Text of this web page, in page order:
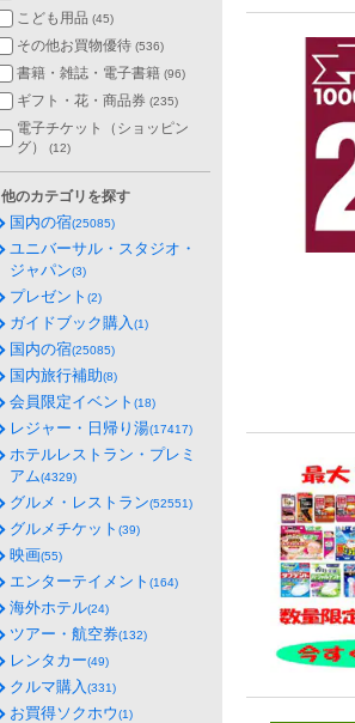
こども用品 (45)
その他お買物優待 (536)
書籍・雑誌・電子書籍 (96)
ギフト・花・商品券 (235)
電子チケット（ショッピン
グ）
(12)
他のカテゴリを探す
国内の宿(25085)
ユニバーサル・スタジオ・
ジャパン(3)
プレゼント (2)
ガイドブック購入(1)
国内の宿(25085)
国内旅行補助(8)
会員限定イベント (18)
レジャー・日帰り湯(17417)
ホテルレストラン・プレミ
アム(4329)
グルメ・レストラン(52551)
グルメチケット (39)
映画(55)
エンターテイメント (164)
海外ホテル(24)
ツアー・航空券(132)
レンタカー(49)
クルマ購入(331)
お買得ソクホウ(1)